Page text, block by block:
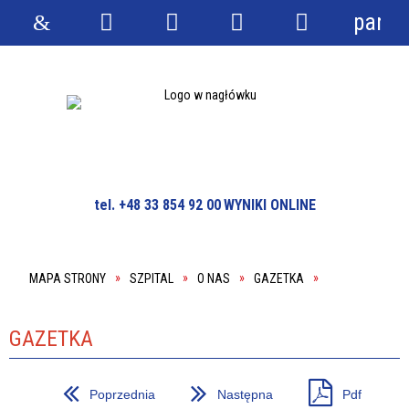
tel. +48 33 854 92 00WYNIKI ONLINE
MAPA STRONY SZPITAL O NAS GAZETKA
GAZETKA
Poprzednia Następna Pdf
StronaWyszukiwarka
Narzędzia
Menu Menu
panel